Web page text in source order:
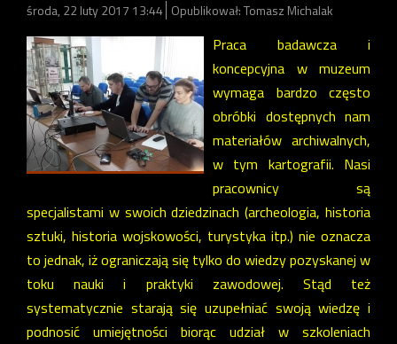
środa, 22 luty 2017 13:44 Opublikował: Tomasz Michalak
Praca badawcza i
koncepcyjna w muzeum
wymaga bardzo często
obróbki dostępnych nam
materiałów archiwalnych,
w tym kartografii. Nasi
pracownicy są
specjalistami w swoich dziedzinach (archeologia, historia
sztuki, historia wojskowości, turystyka itp.) nie oznacza
to jednak, iż ograniczają się tylko do wiedzy pozyskanej w
toku nauki i praktyki zawodowej. Stąd też
systematycznie starają się uzupełniać swoją wiedzę i
podnosić umiejętności biorąc udział w szkoleniach